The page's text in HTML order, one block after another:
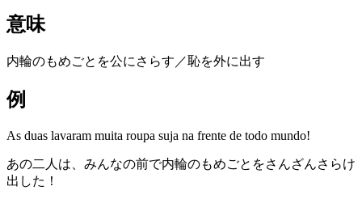
意味
内輪のもめごとを公にさらす／恥を外に出す
例
As duas lavaram muita roupa suja na frente de todo mundo!
あの二人は、みんなの前で内輪のもめごとをさんざんさらけ
出した！